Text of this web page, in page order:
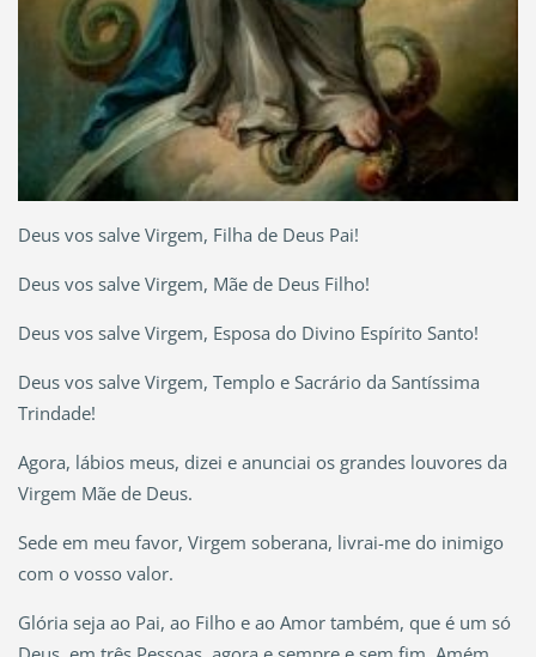
Deus vos salve Virgem, Filha de Deus Pai!
Deus vos salve Virgem, Mãe de Deus Filho!
Deus vos salve Virgem, Esposa do Divino Espírito Santo!
Deus vos salve Virgem, Templo e Sacrário da Santíssima
Trindade!
Agora, lábios meus, dizei e anunciai os grandes louvores da
Virgem Mãe de Deus.
Sede em meu favor, Virgem soberana, livrai-me do inimigo
com o vosso valor.
Glória seja ao Pai, ao Filho e ao Amor também, que é um só